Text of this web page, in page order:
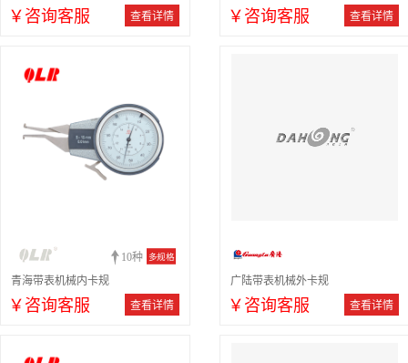
￥咨询客服 查看详情 ￥咨询客服 查看详情
10种 多规格
青海带表机械内卡规
￥咨询客服 查看详情
广陆带表机械外卡规
￥咨询客服 查看详情